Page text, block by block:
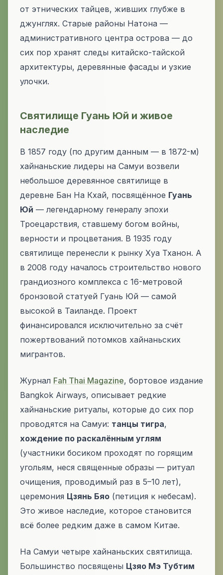
от этнических тайцев, живших глубже в
джунглях. Старые районы Натона —
административного центра острова — до
сих пор хранят следы китайско-тайской
архитектуры, деревянные фасады и узкие
улочки.
Святилище Гуань Юй и живое
наследие
В 1857 году (по другим данным — в 1872-м)
хайнаньские лидеры на Самуи возвели
небольшое деревянное святилище в
деревне Бан На Кхай, посвящённое Гуань
Юй — легендарному генералу эпохи
Троецарствия, ставшему богом войны,
верности и процветания. В 1935 году
святилище перенесли к рынку Хуа Тханон. А
в 2008 году началось строительство нового
грандиозного комплекса с 16-метровой
бронзовой статуей Гуань Юй — самой
высокой в Таиланде. Проект
финансировался исключительно за счёт
пожертвований потомков хайнаньских
мигрантов.
Журнал Fah Thai Magazine, бортовое издание
Bangkok Airways, описывает редкие
хайнаньские ритуалы, которые до сих пор
проводятся на Самуи: танцы тигра,
хождение по раскалённым углям
(участники босиком проходят по горящим
угольям, неся священные образы — ритуал
очищения, проводимый раз в 5–10 лет),
церемония Цзянь Бяо (петиция к небесам).
Это живое наследие, которое становится
всё более редким даже в самом Китае.
На Самуи четыре хайнаньских святилища.
Большинство посвящены Цзяо Мэ Тубтим